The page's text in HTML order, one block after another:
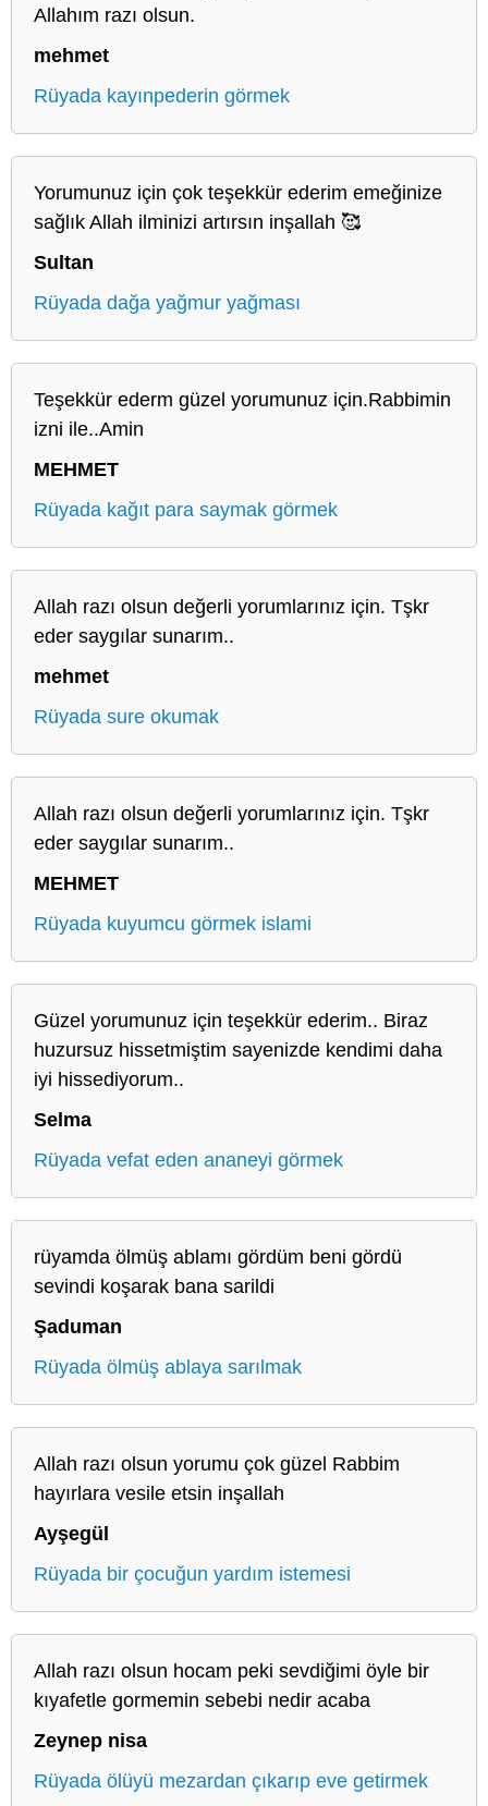
Allahım razı olsun.
mehmet
Rüyada kayınpederin görmek
Yorumunuz için çok teşekkür ederim emeğinize
sağlık Allah ilminizi artırsın inşallah 🥰
Sultan
Rüyada dağa yağmur yağması
Teşekkür ederm güzel yorumunuz için.Rabbimin
izni ile..Amin
MEHMET
Rüyada kağıt para saymak görmek
Allah razı olsun değerli yorumlarınız için. Tşkr
eder saygılar sunarım..
mehmet
Rüyada sure okumak
Allah razı olsun değerli yorumlarınız için. Tşkr
eder saygılar sunarım..
MEHMET
Rüyada kuyumcu görmek islami
Güzel yorumunuz için teşekkür ederim.. Biraz
huzursuz hissetmiştim sayenizde kendimi daha
iyi hissediyorum..
Selma
Rüyada vefat eden ananeyi görmek
rüyamda ölmüş ablamı gördüm beni gördü
sevindi koşarak bana sarildi
Şaduman
Rüyada ölmüş ablaya sarılmak
Allah razı olsun yorumu çok güzel Rabbim
hayırlara vesile etsin inşallah
Ayşegül
Rüyada bir çocuğun yardım istemesi
Allah razı olsun hocam peki sevdiğimi öyle bir
kıyafetle gormemin sebebi nedir acaba
Zeynep nisa
Rüyada ölüyü mezardan çıkarıp eve getirmek